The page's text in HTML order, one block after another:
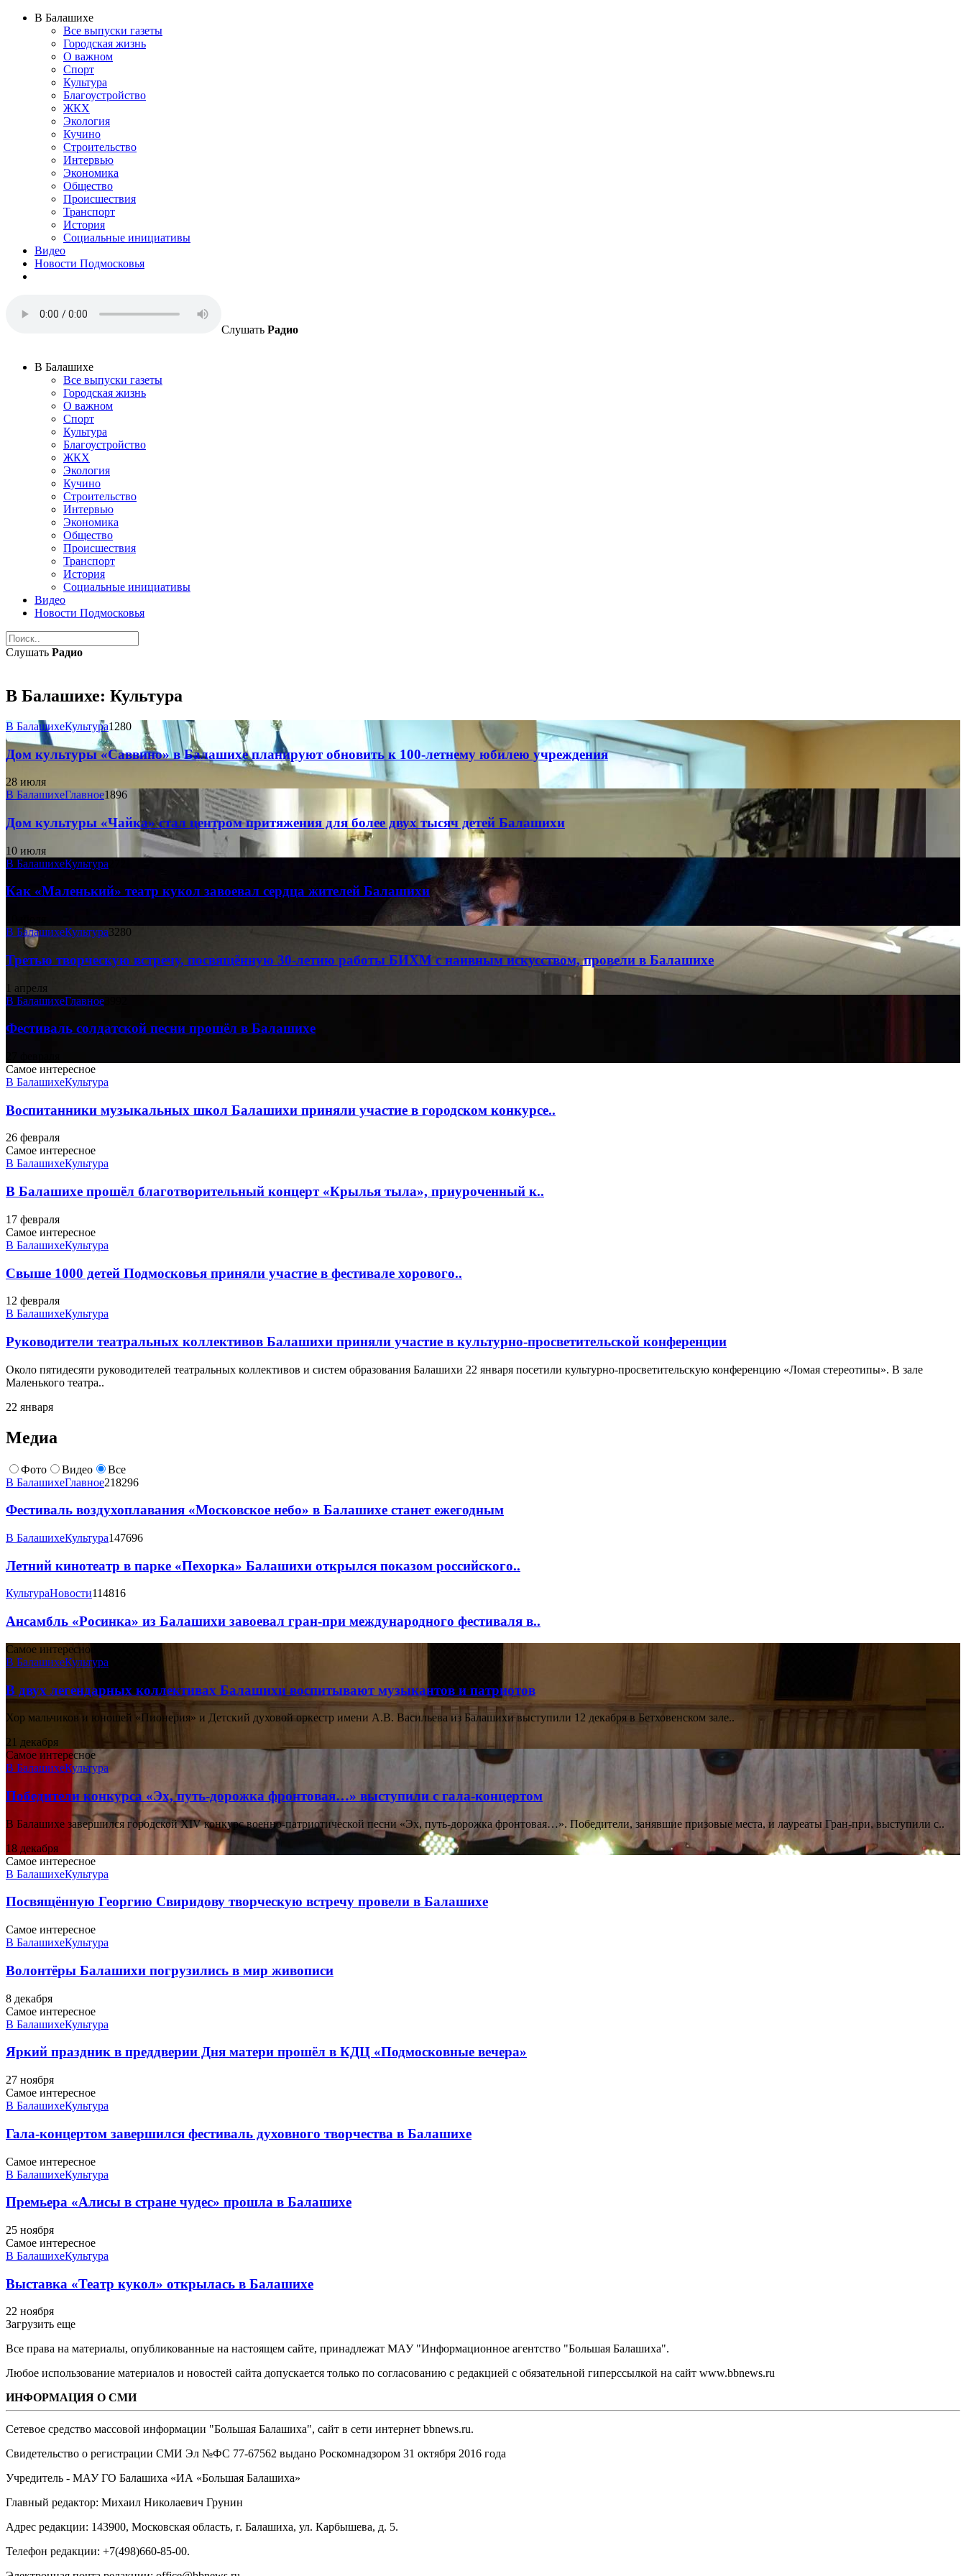
В Балашихе
Все выпуски газеты
Городская жизнь
О важном
Спорт
Культура
Благоустройство
ЖКХ
Экология
Кучино
Строительство
Интервью
Экономика
Общество
Происшествия
Транспорт
История
Социальные инициативы
Видео
Новости Подмосковья
Слушать Радио
В Балашихе
Все выпуски газеты
Городская жизнь
О важном
Спорт
Культура
Благоустройство
ЖКХ
Экология
Кучино
Строительство
Интервью
Экономика
Общество
Происшествия
Транспорт
История
Социальные инициативы
Видео
Новости Подмосковья
Слушать Радио
В Балашихе: Культура
В БалашихеКультура1280
Дом культуры «Саввино» в Балашихе планируют обновить к 100-летнему юбилею учреждения
28 июля
В БалашихеГлавное1896
Дом культуры «Чайка» стал центром притяжения для более двух тысяч детей Балашихи
10 июля
В БалашихеКультура
Как «Маленький» театр кукол завоевал сердца жителей Балашихи
В БалашихеКультура3280
Третью творческую встречу, посвящённую 30-летию работы БИХМ с наивным искусством, провели в Балашихе
1 апреля
В БалашихеГлавное
Фестиваль солдатской песни прошёл в Балашихе
Самое интересное
В БалашихеКультура
Воспитанники музыкальных школ Балашихи приняли участие в городском конкурсе..
26 февраля
Самое интересное
В БалашихеКультура
В Балашихе прошёл благотворительный концерт «Крылья тыла», приуроченный к..
17 февраля
Самое интересное
В БалашихеКультура
Свыше 1000 детей Подмосковья приняли участие в фестивале хорового..
12 февраля
В БалашихеКультура
Руководители театральных коллективов Балашихи приняли участие в культурно-просветительской конференции
Около пятидесяти руководителей театральных коллективов и систем образования Балашихи 22 января посетили культурно-просветительскую конференцию «Ломая стереотипы». В зале
Маленького театра..
22 января
Медиа
Фото Видео
Все
В БалашихеГлавное218296
Фестиваль воздухоплавания «Московское небо» в Балашихе станет ежегодным
В БалашихеКультура147696
Летний кинотеатр в парке «Пехорка» Балашихи открылся показом российского..
КультураНовости114816
Ансамбль «Росинка» из Балашихи завоевал гран-при международного фестиваля в..
Самое интересное
В БалашихеКультура
В двух легендарных коллективах Балашихи воспитывают музыкантов и патриотов
Хор мальчиков и юношей «Пионерия» и Детский духовой оркестр имени А.В. Васильева из Балашихи выступили 12 декабря в Бетховенском зале..
21 декабря
Самое интересное
В БалашихеКультура
Победители конкурса «Эх, путь-дорожка фронтовая…» выступили с гала-концертом
В Балашихе завершился городской XIV конкурс военно-патриотической песни «Эх, путь-дорожка фронтовая…». Победители, занявшие призовые места, и лауреаты Гран-при, выступили с..
18 декабря
Самое интересное
В БалашихеКультура
Посвящённую Георгию Свиридову творческую встречу провели в Балашихе
Самое интересное
В БалашихеКультура
Волонтёры Балашихи погрузились в мир живописи
8 декабря
Самое интересное
В БалашихеКультура
Яркий праздник в преддверии Дня матери прошёл в КДЦ «Подмосковные вечера»
27 ноября
Самое интересное
В БалашихеКультура
Гала-концертом завершился фестиваль духовного творчества в Балашихе
Самое интересное
В БалашихеКультура
Премьера «Алисы в стране чудес» прошла в Балашихе
25 ноября
Самое интересное
В БалашихеКультура
Выставка «Театр кукол» открылась в Балашихе
22 ноября
Загрузить еще
Все права на материалы, опубликованные на настоящем сайте, принадлежат МАУ "Информационное агентство "Большая Балашиха".
Любое использование материалов и новостей сайта допускается только по согласованию с редакцией с обязательной гиперссылкой на сайт www.bbnews.ru
ИНФОРМАЦИЯ О СМИ
Сетевое средство массовой информации "Большая Балашиха", сайт в сети интернет bbnews.ru.
Свидетельство о регистрации СМИ Эл №ФС ‎77-67562 выдано Роскомнадзором 31 октября 2016 года
Учредитель - МАУ ГО Балашиха «ИА «Большая Балашиха»
Главный редактор: Михаил Николаевич Грунин
Адрес редакции: 143900, Московская область, г. Балашиха, ул. Карбышева, д. 5.
Телефон редакции: +7(498)660-85-00.